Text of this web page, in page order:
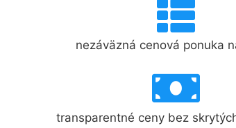
nezáväzná cenová ponuka
transparentné ceny bez